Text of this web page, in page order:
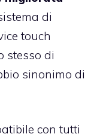
di
touch
stesso di
sinonimo di
con tutti